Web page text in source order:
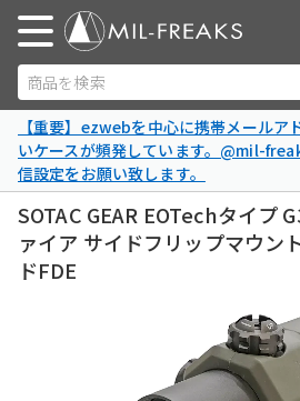
商品を検索
【重要】ezwebを中心に携帯メールア
いケースが頻発しています。@mil-
信設定をお願い致します。
SOTAC GEAR EOTechタイプ
ァイア サイドフリップマウン
ドFDE